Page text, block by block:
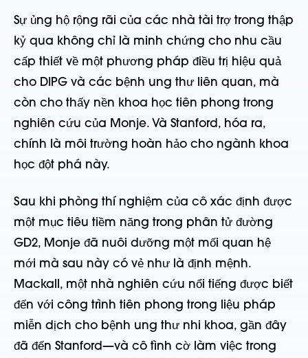
Sự ủng hộ rộng rãi của các nhà tài trợ trong thập
kỷ qua không chỉ là minh chứng cho nhu cầu
cấp thiết về một phương pháp điều trị hiệu quả
cho DIPG và các bệnh ung thư liên quan, mà
còn cho thấy nền khoa học tiên phong trong
nghiên cứu của Monje. Và Stanford, hóa ra,
chính là môi trường hoàn hảo cho ngành khoa
học đột phá này.
Sau khi phòng thí nghiệm của cô xác định được
một mục tiêu tiềm năng trong phân tử đường
GD2, Monje đã nuôi dưỡng một mối quan hệ
mới mà sau này có vẻ như là định mệnh.
Mackall, một nhà nghiên cứu nổi tiếng được biết
đến với công trình tiên phong trong liệu pháp
miễn dịch cho bệnh ung thư nhi khoa, gần đây
đã đến Stanford—và cô tình cờ làm việc trong